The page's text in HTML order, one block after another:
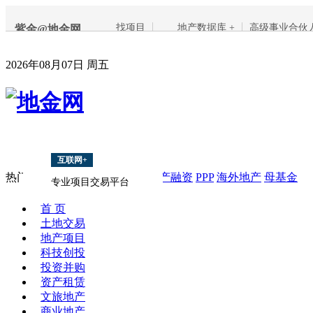
紫金@地金网 找项目 地产数据库 + 高级事业合伙
2026年08月07日 周五
互联网+
专业项目交易平台
热门搜索：项目 上海 南京 地产融资 PPP 海外地产 母基金
首 页
土地交易
地产项目
科技创投
投资并购
资产租赁
文旅地产